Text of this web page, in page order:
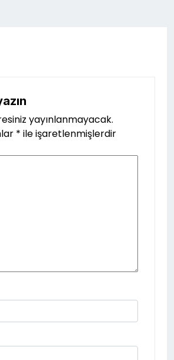
yayınlanmayacak.
* ile işaretlenmişlerdir